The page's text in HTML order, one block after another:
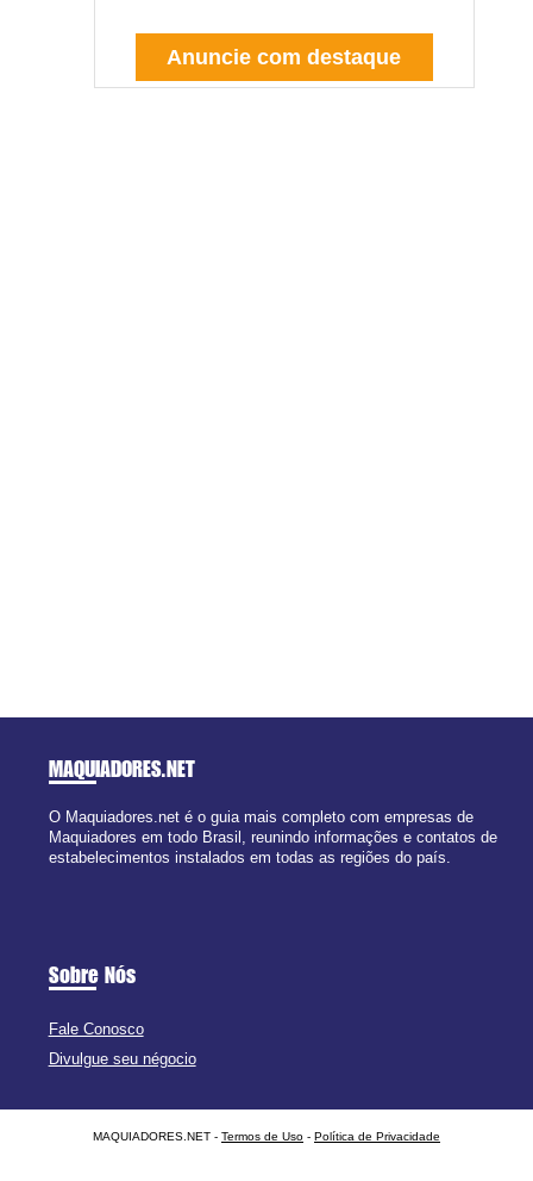
Anuncie com destaque
MAQUIADORES.NET
O Maquiadores.net é o guia mais completo com empresas de
Maquiadores em todo Brasil, reunindo informações e contatos de
estabelecimentos instalados em todas as regiões do país.
Sobre Nós
Fale Conosco
Divulgue seu négocio
MAQUIADORES.NET - Termos de Uso - Política de Privacidade